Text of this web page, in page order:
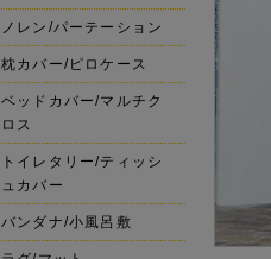
ノレン/パーテーション
枕カバー/ピロケース
ベッドカバー/マルチク
ロス
トイレタリー/ティッシ
ュカバー
バンダナ/小風呂敷